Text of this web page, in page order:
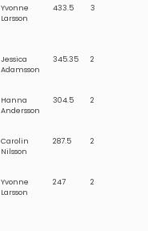
Yvonne
Larsson
433.5 3
Jessica
Adamsson
345.35 2
Hanna
Andersson
304.5 2
Carolin
Nilsson
287.5 2
Yvonne
Larsson
247 2